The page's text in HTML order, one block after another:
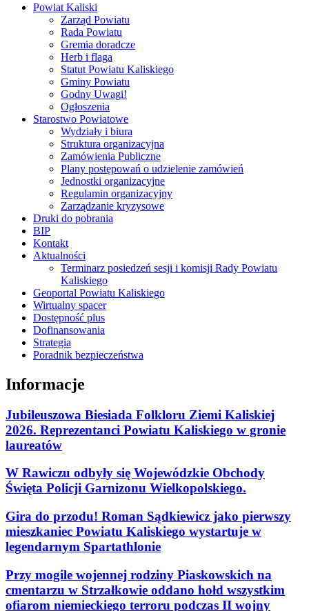
Powiat Kaliski
Zarząd Powiatu
Rada Powiatu
Gremia doradcze
Herb i flaga
Statut Powiatu Kaliskiego
Gminy Powiatu
Godny Uwagi!
Ogłoszenia
Starostwo Powiatowe
Wydziały i biura
Struktura organizacyjna
Zamówienia Publiczne
Plany postępowań o udzielenie zamówień
Jednostki organizacyjne
Regulamin organizacyjny
Zarządzanie kryzysowe
Druki do pobrania
BIP
Kontakt
Aktualności
Terminarz posiedzeń sesji i komisji Rady Powiatu
Kaliskiego
Geoportal Powiatu Kaliskiego
Wirtualny spacer
Dostępność plus
Dofinansowania
Strategia
Poradnik bezpieczeństwa
Informacje
Jubileuszowa Biesiada Folkloru Ziemi Kaliskiej
2026. Reprezentanci Powiatu Kaliskiego w gronie
laureatów
W Rawiczu odbyły się Wojewódzkie Obchody
Święta Policji Garnizonu Wielkopolskiego.
Gira do przodu! Roman Sądkiewicz jako pierwszy
mieszkaniec Powiatu Kaliskiego wystartuje w
legendarnym Spartathlonie
Przy mogile wojennej rodziny Piaskowskich na
cmentarzu w Strzałkowie oddano hołd wszystkim
ofiarom niemieckiego terroru podczas II wojny